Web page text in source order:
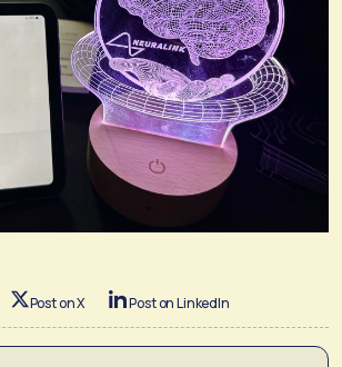
Post on X Post on LinkedIn